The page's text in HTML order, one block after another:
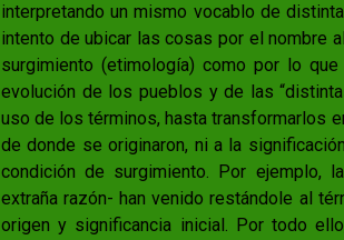
interpretando un mismo vocablo de
intento de ubicar las cosas por el nombre
surgimiento (etimología) como por lo
evolución de los pueblos y de las
uso de los términos, hasta transformarlos
de donde se originaron, ni a la
condición de surgimiento. Por ejemplo,
extraña razón- han venido restándole al
origen y significancia inicial. Por todo